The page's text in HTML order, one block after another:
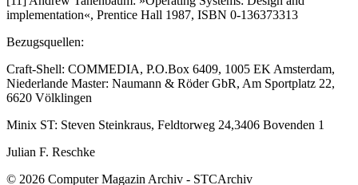
implementation«, Prentice Hall 1987, ISBN 0-136373313
Bezugsquellen:
Craft-Shell: COMMEDIA, P.O.Box 6409, 1005 EK Amsterdam,
Niederlande Master: Naumann & Röder GbR, Am Sportplatz 22,
6620 Völklingen
Minix ST: Steven Steinkraus, Feldtorweg 24,3406 Bovenden 1
Julian F. Reschke
© 2026 Computer Magazin Archiv - STCArchiv